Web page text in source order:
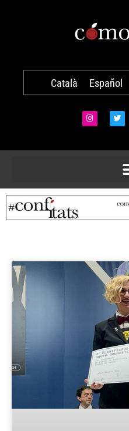
Català Español